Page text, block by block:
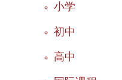
小学
初中
高中